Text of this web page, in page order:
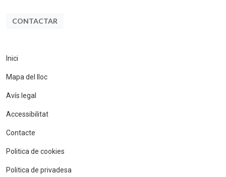
CONTACTAR
Inici
Mapa del lloc
Avís legal
Accessibilitat
Contacte
Politica de cookies
Politica de privadesa